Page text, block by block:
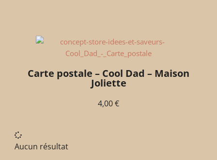
Carte postale – Cool Dad – Maison
Joliette
4,00€
Aucun résultat